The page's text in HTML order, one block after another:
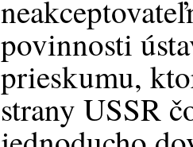
povinnosti
prieskumu,
strany USSR